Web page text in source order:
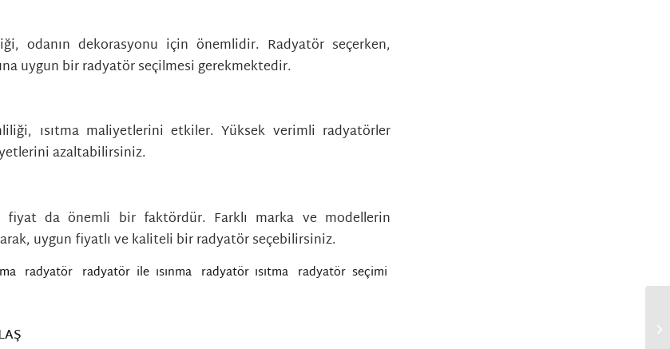
odanın dekorasyonu için önemlidir. Radyatör seçerken,
uygun bir radyatör seçilmesi gerekmektedir.
ısıtma maliyetlerini etkiler. Yüksek verimli radyatörler
azaltabilirsiniz.
fiyat da önemli bir faktördür. Farklı marka ve modellerin
uygun fiyatlı ve kaliteli bir radyatör seçebilirsiniz.
, radyatör radyatör ile ısınma, radyatör ısıtma radyatör seçimi